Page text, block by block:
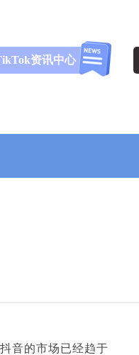
资讯中心
音的市场已经趋于